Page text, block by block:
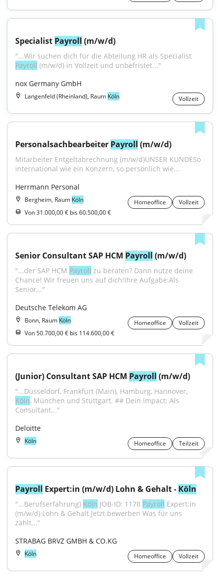
Specialist Payroll (m/w/d)
Payroll (m/w/d) in Vollzeit und unbefristet..."
nox Germany GmbH
Langenfeld (Rheinland), Raum Köln Vollzeit
Personalsachbearbeiter Payroll (m/w/d)
Mitarbeiter Entgeltabrechnung (m/w/d)UNSER KUNDESo
international wie ein Konzern, so persönlich wie...
Herrmann Personal
Bergheim, Raum Köln Homeoffice
Vollzeit
Von 31.000,00 € bis 60.500,00 €
Senior Consultant SAP HCM Payroll (m/w/d)
"...der SAP HCM Payroll zu beraten? Dann nutze deine
Chance! Wir freuen uns auf dich!Ihre Aufgabe:Als
Senior..."
Deutsche Telekom AG
Bonn, Raum Köln Homeoffice
Vollzeit
Von 50.700,00 € bis 114.600,00 €
(Junior) Consultant SAP HCM Payroll (m/w/d)
Köln, München und Stuttgart. ## Dein Impact: Als
Consultant..."
Deloitte
Köln Homeoffice Teilzeit
Payroll Expert:in (m/w/d) Lohn & Gehalt - Köln
"...Berufserfahrung) Köln JOB-ID: 1178 Payroll Expert:in
(m/w/d) Lohn & Gehalt Jetzt bewerben Was für uns
zählt..."
STRABAG BRVZ GMBH & CO.KG
Köln Homeoffice Vollzeit